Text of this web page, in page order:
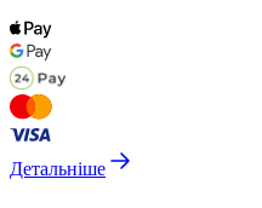
Детальніше